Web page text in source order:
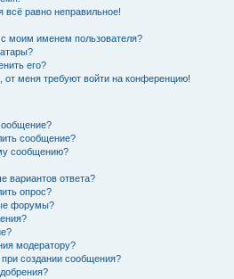
всё равно неправильное!
моим именем пользователя?
его?
от меня требуют войти на конференцию!
сообщение?
сообщению?
вариантов ответа?
опрос?
форумы?
модератору?
создании сообщения?